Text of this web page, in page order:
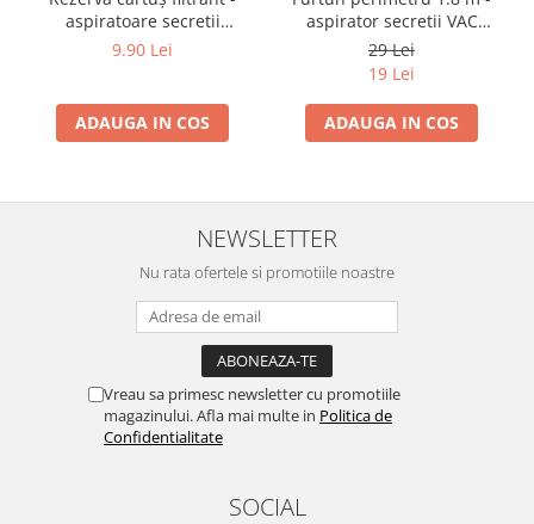
aspiratoare secretii
VacuAide QSU 800 ml
9.90 Lei
ADAUGA IN COS
aspirator secretii VAC
Pro/Maxi/Plus
29 Lei
19 Lei
ADAUGA IN COS
NEWSLETTER
Nu rata ofertele si promotiile noastre
Vreau sa primesc newsletter cu promotiile
magazinului. Afla mai multe in Politica de
Confidentialitate
SOCIAL